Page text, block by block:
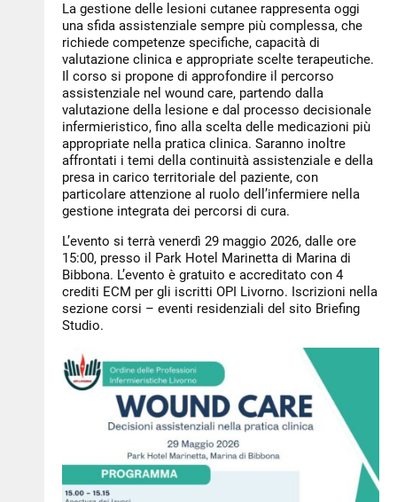
La gestione delle lesioni cutanee rappresenta oggi
una sfida assistenziale sempre più complessa, che
richiede competenze specifiche, capacità di
valutazione clinica e appropriate scelte terapeutiche.
Il corso si propone di approfondire il percorso
assistenziale nel wound care, partendo dalla
valutazione della lesione e dal processo decisionale
infermieristico, fino alla scelta delle medicazioni più
appropriate nella pratica clinica. Saranno inoltre
affrontati i temi della continuità assistenziale e della
presa in carico territoriale del paziente, con
particolare attenzione al ruolo dell’infermiere nella
gestione integrata dei percorsi di cura.
L’evento si terrà venerdì 29 maggio 2026, dalle ore
15:00, presso il Park Hotel Marinetta di Marina di
Bibbona. L’evento è gratuito e accreditato con 4
crediti ECM per gli iscritti OPI Livorno. Iscrizioni nella
sezione corsi – eventi residenziali del sito Briefing
Studio.